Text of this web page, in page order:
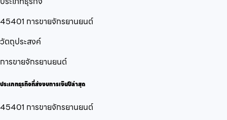
45401 การขายจักรยานยนต์
วัตถุประสงค์
การขายจักรยานยนต์
ประเภทธุรกิจที่ส่งงบการเงินปีล่าสุด
45401 การขายจักรยานยนต์